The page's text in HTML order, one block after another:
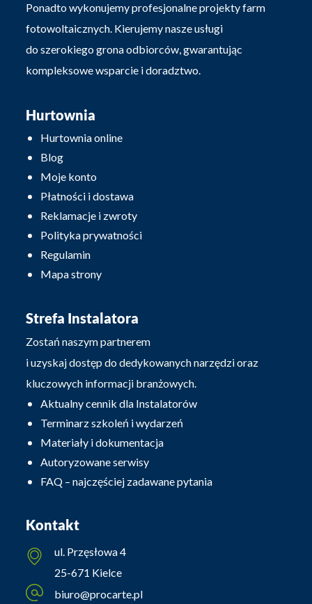
Ponadto wykonujemy profesjonalne projekty farm
fotowoltaicznych. Kierujemy nasze usługi
do szerokiego grona odbiorców, gwarantując
kompleksowe wsparcie i doradztwo.
Hurtownia
Hurtownia online
Blog
Moje konto
Płatności i dostawa
Reklamacje i zwroty
Polityka prywatności
Regulamin
Mapa strony
Strefa Instalatora
Zostań naszym partnerem
i uzyskaj dostęp do dedykowanych narzędzi oraz
kluczowych informacji branżowych.
Aktualny cennik dla Instalatorów
Terminarz szkoleń i wydarzeń
Materiały i dokumentacja
Autoryzowane serwisy
FAQ – najczęściej zadawane pytania
Kontakt
ul. Przęsłowa 4
25-671 Kielce
biuro@procarte.pl